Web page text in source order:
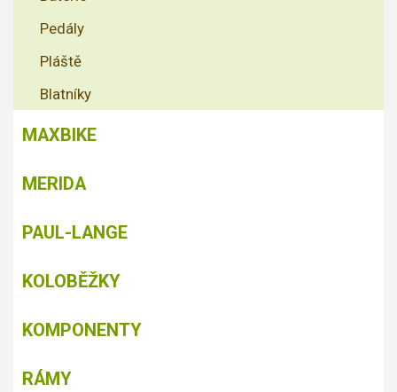
Pedály
Pláště
Blatníky
MAXBIKE
MERIDA
PAUL-LANGE
KOLOBĚŽKY
KOMPONENTY
RÁMY